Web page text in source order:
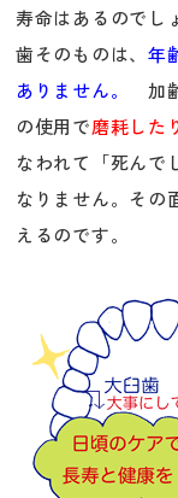
寿命はあるのでし
歯そのものは、年
ありません。
加
の使用で磨耗した
なわれて「死んで
なりません。その
えるのです。